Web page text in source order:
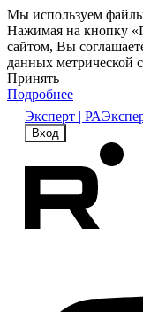
Мы используем
Нажимая на кнопку
сайтом, Вы
данных метрической
Принять
Подробнее
Эксперт | РА
Вход